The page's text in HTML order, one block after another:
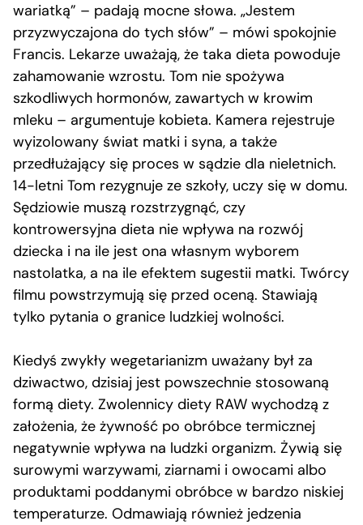
wariatką” – padają mocne słowa. „Jestem
przyzwyczajona do tych słów” – mówi spokojnie
Francis. Lekarze uważają, że taka dieta powoduje
zahamowanie wzrostu. Tom nie spożywa
szkodliwych hormonów, zawartych w krowim
mleku – argumentuje kobieta. Kamera rejestruje
wyizolowany świat matki i syna, a także
przedłużający się proces w sądzie dla nieletnich.
14-letni Tom rezygnuje ze szkoły, uczy się w domu.
Sędziowie muszą rozstrzygnąć, czy
kontrowersyjna dieta nie wpływa na rozwój
dziecka i na ile jest ona własnym wyborem
nastolatka, a na ile efektem sugestii matki. Twórcy
filmu powstrzymują się przed oceną. Stawiają
tylko pytania o granice ludzkiej wolności.
Kiedyś zwykły wegetarianizm uważany był za
dziwactwo, dzisiaj jest powszechnie stosowaną
formą diety. Zwolennicy diety RAW wychodzą z
założenia, że żywność po obróbce termicznej
negatywnie wpływa na ludzki organizm. Żywią się
surowymi warzywami, ziarnami i owocami albo
produktami poddanymi obróbce w bardzo niskiej
temperaturze. Odmawiają również jedzenia